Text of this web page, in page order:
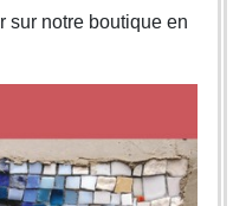
sur notre boutique en